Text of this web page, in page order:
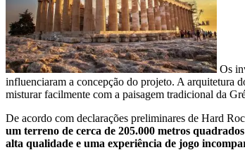
Os
influenciaram a concepção do projeto. A arquitetura
misturar facilmente com a paisagem tradicional da
De acordo com declarações preliminares de Hard
um terreno de cerca de 205.000 metros quadrados
alta qualidade e uma experiência de jogo